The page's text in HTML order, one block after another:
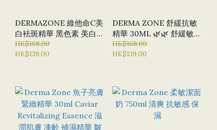
DERMAZONE 維他命C美
白袪斑精華 黑色素 美白淡
化色斑 雀斑
HK$168.00
HK$139.00
DERMA ZONE 舒緩抗敏
精華 30ML 🌿🌿 舒緩敏感
降紅 保濕 痕癢舒緩 乾燥
肌膚
HK$168.00
HK$139.00